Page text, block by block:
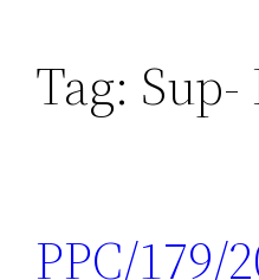
Tag:
PPC/179/